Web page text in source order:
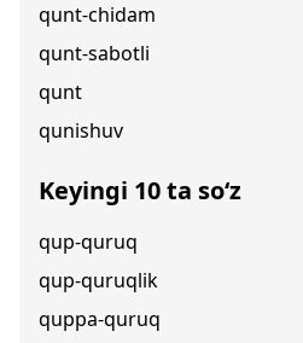
qunt-chidam
qunt-sabotli
qunt
qunishuv
Keyingi 10 ta so‘z
qup-quruq
qup-quruqlik
quppa-quruq